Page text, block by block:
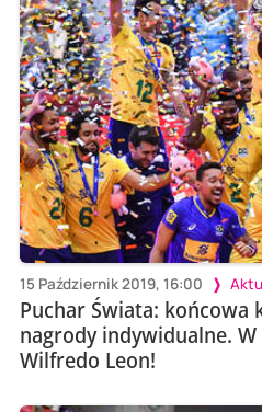
15 Październik 2019, 16:00
Puchar Świata: końcowa
nagrody indywidualne.
Wilfredo Leon!